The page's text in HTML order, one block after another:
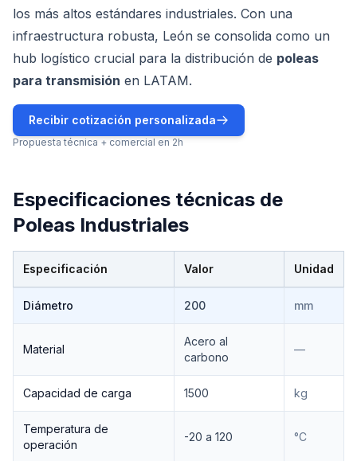
los más altos estándares industriales. Con una
infraestructura robusta, León se consolida como un
hub logístico crucial para la distribución de poleas
para transmisión en LATAM.
Recibir cotización personalizada
Propuesta técnica + comercial en 2h
Especificaciones técnicas de
Poleas Industriales
Especificación Valor Unidad
Diámetro 200 mm
Material
Acero al
carbono
—
Capacidad de carga 1500 kg
Temperatura de
operación
-20 a 120 °C